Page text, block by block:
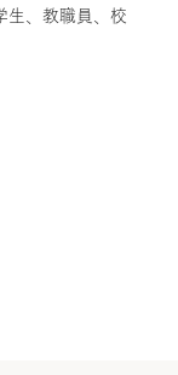
生、教職員、校